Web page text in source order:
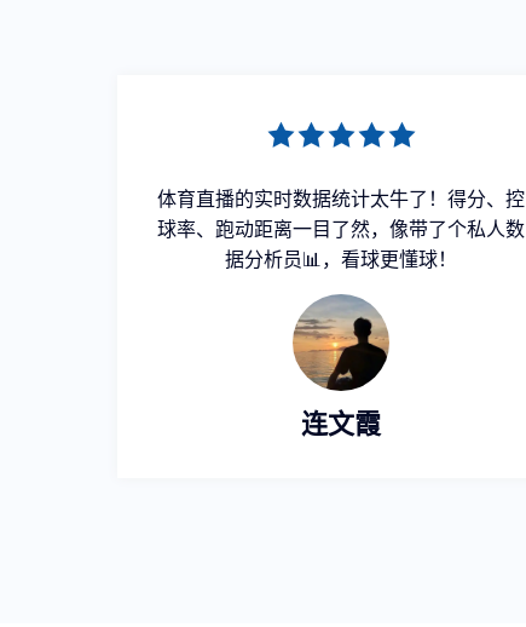
体育直播的实时数据统计太牛了！得分、控
球率、跑动距离一目了然，像带了个私人数
据分析员📊，看球更懂球！
连文霞